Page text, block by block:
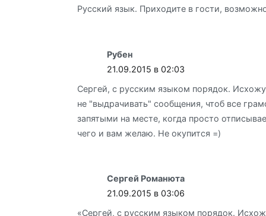
Русский язык. Приходите в гости,
Рубен
21.09.2015 в 02:03
Сергей, с русским языком порядок.
не "выдрачивать" сообщения, чтоб все
запятыми на месте, когда просто
чего и вам желаю. Не окупится =)
Сергей Романюта
21.09.2015 в 03:06
«Сергей, с русским языком порядок.